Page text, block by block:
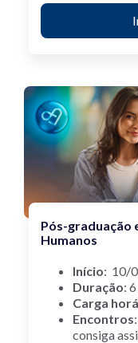
Pós-graduação
Humanos
Início: 10/
Duração:
Carga
Encontros
consiga